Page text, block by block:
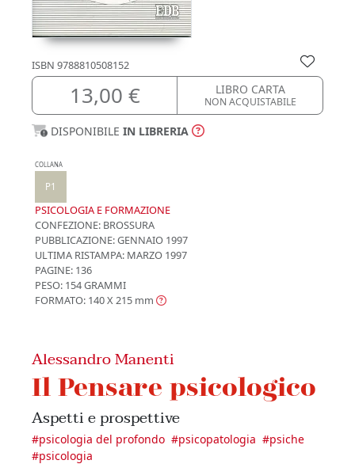
ISBN 9788810508152
13,00 € LIBRO CARTA
NON ACQUISTABILE
DISPONIBILE IN LIBRERIA
COLLANA
P1
PSICOLOGIA E FORMAZIONE
CONFEZIONE: BROSSURA
PUBBLICAZIONE:GENNAIO 1997
ULTIMA RISTAMPA: MARZO 1997
PAGINE: 136
PESO: 154 GRAMMI
FORMATO: 140 X 215 mm
Alessandro Manenti
Il Pensare psicologico
Aspetti e prospettive
#psicologia del profondo #psicopatologia #psiche
#psicologia